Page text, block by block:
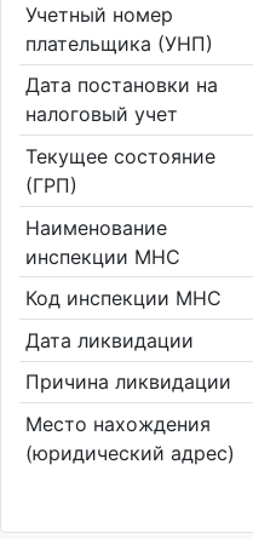
Учетный номер
плательщика (УНП)
Дата постановки на
налоговый учет
Текущее состояние
(ГРП)
Наименование
инспекции МНС
Код инспекции МНС
Дата ликвидации
Причина ликвидации
Место нахождения
(юридический адрес)